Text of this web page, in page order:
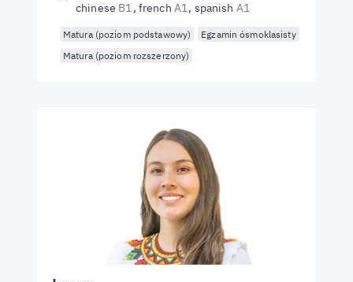
chinese B1 french A1 spanish A1
Matura (poziom podstawowy)
Egzamin ósmoklasisty
Matura (poziom rozszerzony)